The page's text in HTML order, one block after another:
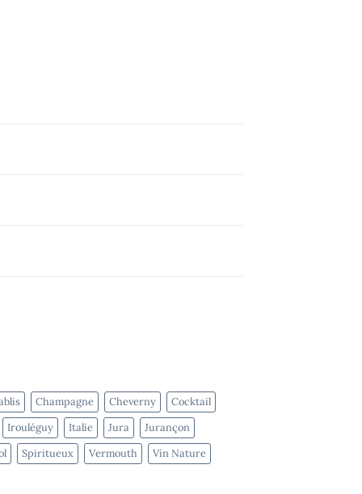
Champagne Cheverny
Cocktail
Irouléguy
Italie Jura
Jurançon
Spiritueux Vermouth Vin Nature